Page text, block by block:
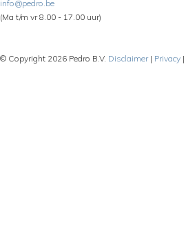
info@pedro.be
(Ma t/m vr 8.00 - 17.00 uur)
© Copyright 2026 Pedro B.V. Disclaimer| Privacy |